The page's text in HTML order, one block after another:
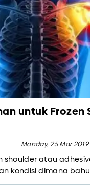
Latihan
Monday, 25 Mar 2019
shoulder atau
kondisi dimana
gerakan terbatas ke